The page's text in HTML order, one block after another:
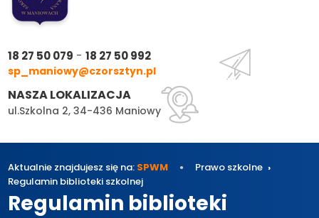
18 27 50 079 -18 27 50 992
sp_maniowy@czorsztyn.pl
NASZA LOKALIZACJA
ul.Szkolna 2, 34-436 Maniowy
Aktualnie znajdujesz się na: SPWM
Prawo szkolne
Regulamin biblioteki szkolnej
Regulamin biblioteki